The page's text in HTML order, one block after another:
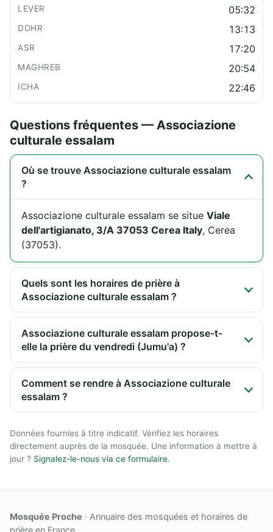
05:32
13:13
17:20
20:54
22:46
Questions fréquentes — Associazione
culturale essalam
Où se trouve Associazione culturale essalam
?
Associazione culturale essalam se situe Viale
dell'artigianato, 3/A 37053 Cerea Italy, Cerea
(37053).
Quels sont les horaires de prière à
Associazione culturale essalam ?
Associazione culturale essalam propose-t-
elle la prière du vendredi (Jumu'a) ?
Comment se rendre à Associazione culturale
essalam ?
Données fournies à titre indicatif. Vérifiez les horaires
directement auprès de la mosquée. Une information à mettre à
jour ? Signalez-le-nous via ce formulaire.
Mosquée Proche · Annuaire des mosquées et horaires de